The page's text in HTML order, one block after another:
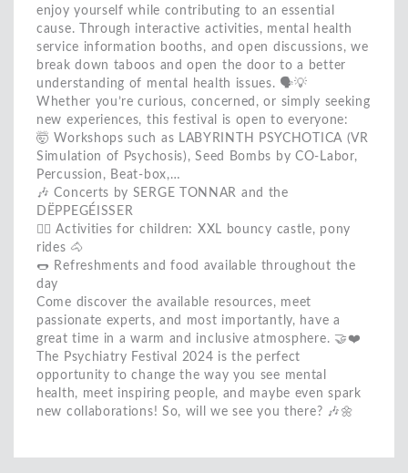
enjoy yourself while contributing to an essential
cause. Through interactive activities, mental health
service information booths, and open discussions, we
break down taboos and open the door to a better
understanding of mental health issues. 🗣️💡
Whether you’re curious, concerned, or simply seeking
new experiences, this festival is open to everyone:
🤯 Workshops such as LABYRINTH PSYCHOTICA (VR
Simulation of Psychosis), Seed Bombs by CO-Labor,
Percussion, Beat-box,…
🎶 Concerts by SERGE TONNAR and the
DËPPEGÉISSER
🤸‍♀️ Activities for children: XXL bouncy castle, pony
rides 🐴
🌭 Refreshments and food available throughout the
day
Come discover the available resources, meet
passionate experts, and most importantly, have a
great time in a warm and inclusive atmosphere. 🤝❤️
The Psychiatry Festival 2024 is the perfect
opportunity to change the way you see mental
health, meet inspiring people, and maybe even spark
new collaborations! So, will we see you there? 🎶🌼